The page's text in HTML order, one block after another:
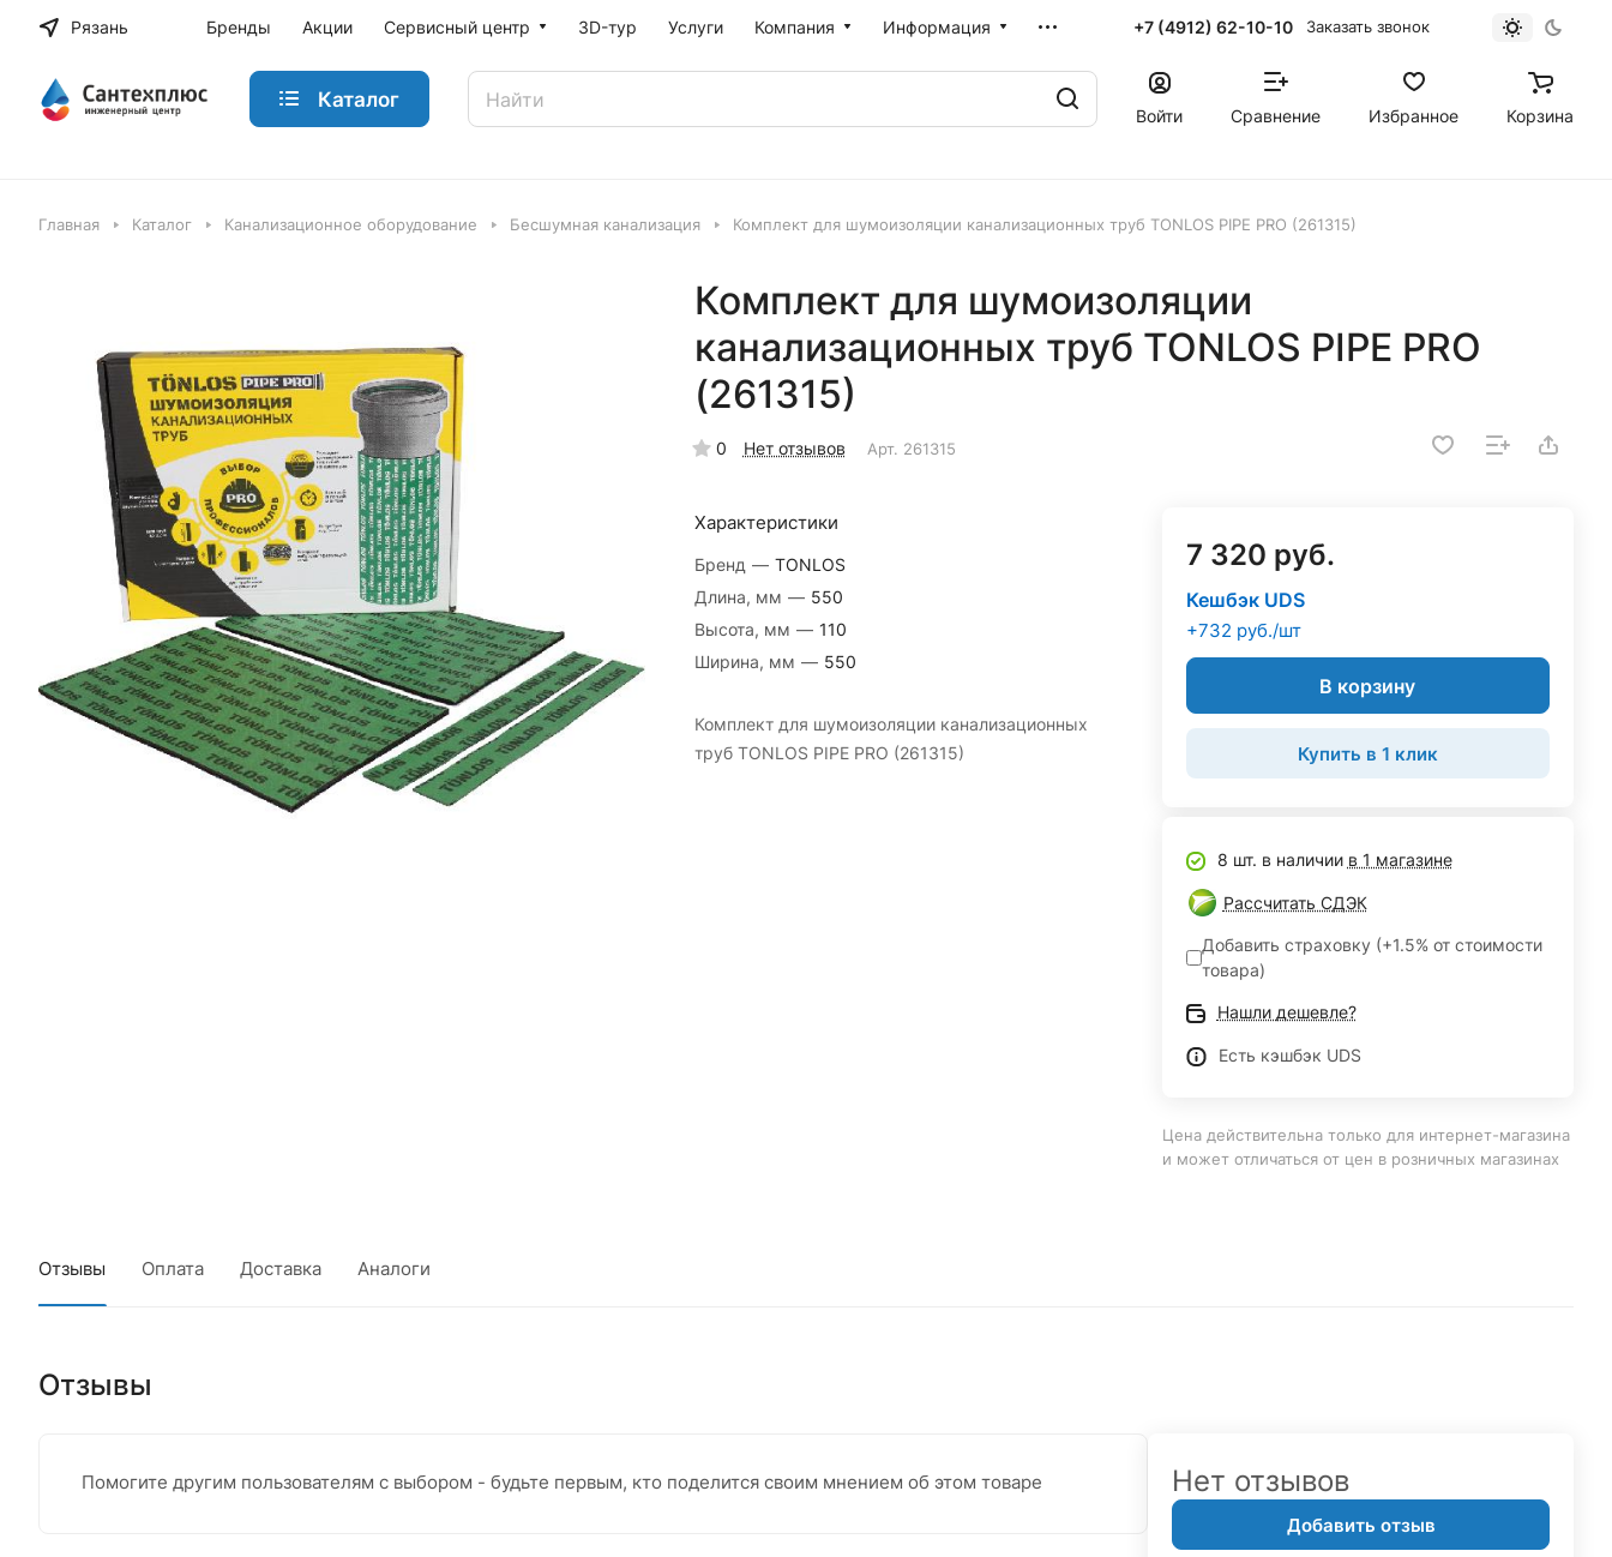
Рязань Бренды Акции Сервисный центр 3D-тур Услуги Компания Информация +7 (4912) 62-10-10 Заказать звонок
Каталог
Войти Сравнение Избранное Корзина
Главная Каталог Канализационное оборудование Бесшумная канализация Комплект для шумоизоляции канализационных труб TONLOS PIPE PRO (261315)
Комплект для шумоизоляции
канализационных труб TONLOS PIPE PRO
(261315)
0 Нет отзывов Арт. 261315
Характеристики
Бренд — TONLOS
Длина, мм — 550
Высота, мм — 110
Ширина, мм — 550
Комплект для шумоизоляции канализационных
труб TONLOS PIPE PRO (261315)
7 320 руб.
Кешбэк UDS
+732 руб./шт
В корзину
Купить в 1 клик
8 шт. в наличии в 1 магазине
Рассчитать СДЭК
Добавить страховку (+1.5% от стоимости
товара)
Нашли дешевле?
Есть кэшбэк UDS
Цена действительна только для интернет-магазина
и может отличаться от цен в розничных магазинах
Отзывы Оплата Доставка Аналоги
Отзывы
Помогите другим пользователям с выбором - будьте первым, кто поделится своим мнением об этом товаре Нет отзывов
Добавить отзыв